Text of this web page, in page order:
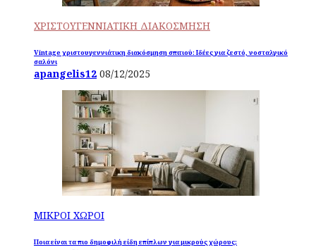
ΧΡΙΣΤΟΥΓΕΝΝΙΑΤΙΚΗ ΔΙΑΚΟΣΜΗΣΗ
Vintage χριστουγεννιάτικη διακόσμηση σπιτιού: Ιδέες για ζεστό, νοσταλγικό
σαλόνι
apangelis12 08/12/2025
ΜΙΚΡΟΙ ΧΩΡΟΙ
Ποια είναι τα πιο δημοφιλή είδη επίπλων για μικρούς χώρους;